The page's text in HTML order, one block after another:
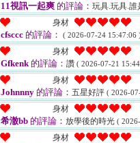
11視訊一起爽 的評論： 玩具.玩具.
身材
cfsccc 的評論： ( 2026-07-24 15:47:06
身材
Gfkenk的評論： 讚 ( 2026-07-21
身材
Johnnny 的評論： 五星好評 ( 2026-
身材
希澈bb 的評論： 放學後的時光 (
身材